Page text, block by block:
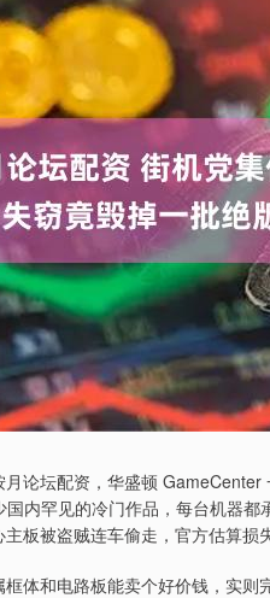
论坛配资，华盛顿
内罕见的冷门作品，每台机器
板被盗贼连车偷走，官方估算损
体和电路板能卖个好价钱，实